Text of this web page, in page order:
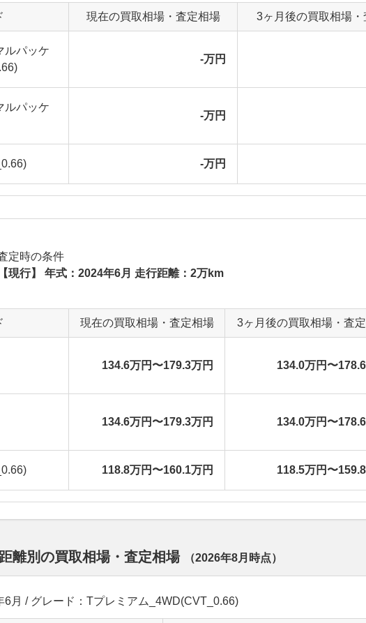
現在の買取相場・査定相場 3ヶ月後の買取相場・
ルパッケ
-万円
ルパッケ
-万円
-万円
定時の条件
【現行】 年式：2024年6月 走行距離：2万km
現在の買取相場・査定相場 3ヶ月後の買取相場・査
134.6万円〜179.3万円 134.0万円〜
134.6万円〜179.3万円 134.0万円〜
118.8万円〜160.1万円 118.5万円〜
離別の買取相場・査定相場 （2026年8月 時点）
6月 / グレード：Tプレミアム_4WD(CVT_0.66)